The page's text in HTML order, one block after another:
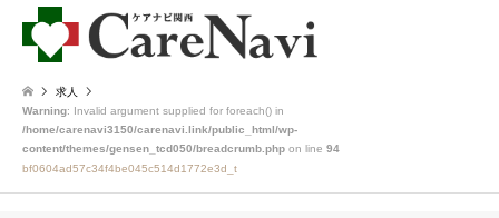
求人
Warning: Invalid argument supplied for foreach() in
/home/carenavi3150/carenavi.link/public_html/wp-
content/themes/gensen_tcd050/breadcrumb.php on line 94
bf0604ad57c34f4be045c514d1772e3d_t